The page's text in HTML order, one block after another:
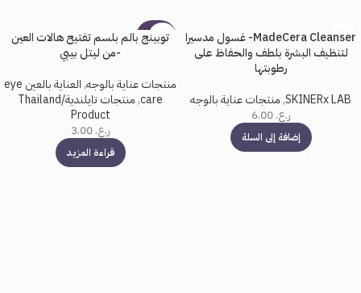
MadeCera Cleanser- غسول مدسيرا
لتنظيف البشرة بلطف والحفاظ على
رطوبتها
SKINERx LAB
, منتجات عناية بالوجه
ر.ع.6.00
إضافة إلى السلة
بيعت كل
ها
توبينج بالم بلسم تفتيح هالات العين
-من ليتل بيبي
منتجات عناية بالوجه,
العناية بالعين eye
care
,
منتجات تايلندية/Thailand
Product
ر.ع.3.00
قراءة المزيد